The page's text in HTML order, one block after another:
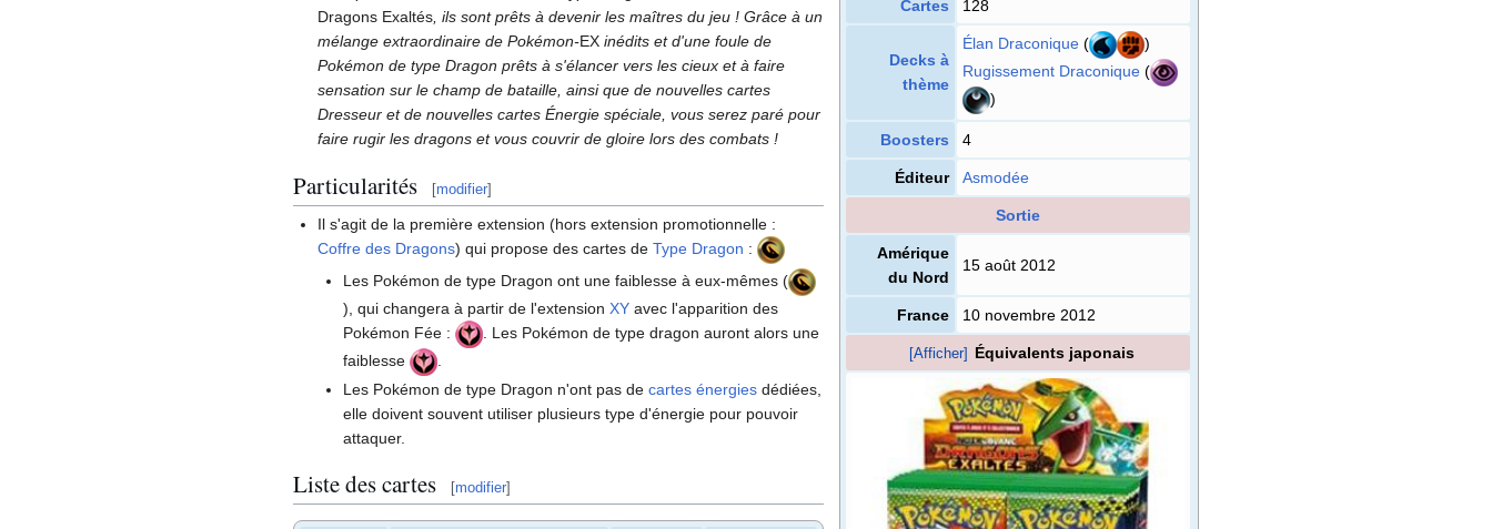
Cartes 128
Decks à
thème
Élan Draconique (
)
Rugissement Draconique (
)
Boosters 4
Éditeur Asmodée
Sortie
Amérique
du Nord
15 août 2012
France 10 novembre 2012
[Afficher] Équivalents japonais
Dragons Exaltés , ils sont prêts à devenir les maîtres du jeu ! Grâce à un
mélange extraordinaire de Pokémon-EX inédits et d'une foule de
Pokémon de type Dragon prêts à s'élancer vers les cieux et à faire
sensation sur le champ de bataille, ainsi que de nouvelles cartes
Dresseur et de nouvelles cartes Énergie spéciale, vous serez paré pour
faire rugir les dragons et vous couvrir de gloire lors des combats !
Particularités [modifier]
Il s'agit de la première extension (hors extension promotionnelle :
Coffre des Dragons) qui propose des cartes deType Dragon :
Les Pokémon de type Dragon ont une faiblesse à eux-mêmes (
), qui changera à partir de l'extension XYavec l'apparition des
Pokémon Fée :
. Les Pokémon de type dragon auront alors une
faiblesse
.
Les Pokémon de type Dragon n'ont pas de cartes énergiesdédiées,
elle doivent souvent utiliser plusieurs type d'énergie pour pouvoir
attaquer.
Liste des cartes [modifier]